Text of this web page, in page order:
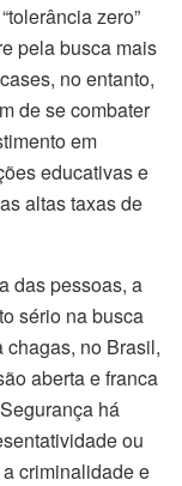
zero”
pela busca mais
no entanto,
de se combater
em
educativas e
altas taxas de
das pessoas, a
sério na busca
chagas, no Brasil,
aberta e franca
há
ou
criminalidade e